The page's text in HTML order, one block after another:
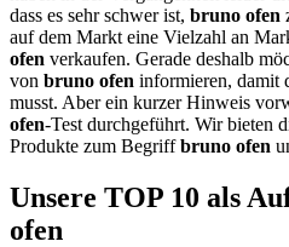
dass es sehr schwer ist, bruno ofen
auf dem Markt eine Vielzahl an
ofen verkaufen. Gerade deshalb
von bruno ofen informieren, damit
musst. Aber ein kurzer Hinweis
ofen-Test durchgeführt. Wir bieten
Produkte zum Begriffbruno ofen
Unsere TOP 10 als
ofen